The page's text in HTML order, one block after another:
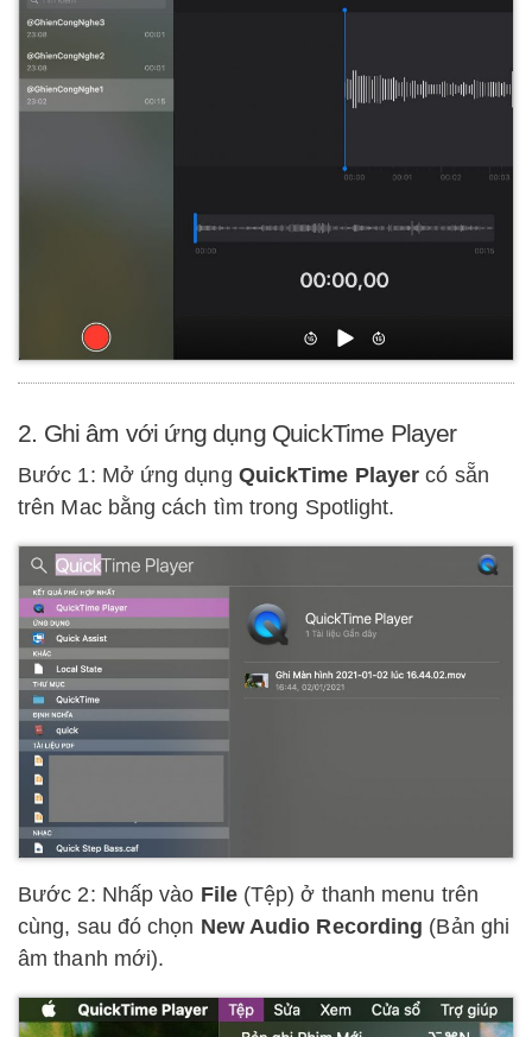
2. Ghi âm với ứng dụng QuickTime Player
Bước 1: Mở ứng dụng QuickTime Player có sẵn
trên Mac bằng cách tìm trong Spotlight.
Bước 2: Nhấp vào File(Tệp) ở thanh menu trên
cùng, sau đó chọn New Audio Recording (Bản ghi
âm thanh mới).